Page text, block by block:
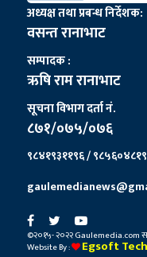
अध्यक्ष तथा प्रबन्ध निर्देशक:
वसन्त रानाभाट
सम्पादक :
ऋषि राम रानाभाट
सूचना विभाग दर्ता नं.
८७१/०७५/०७६
९८४१९३११९६ /
©२०१५- २०२२ Gaulemedia.com
Website By :
Egsoft